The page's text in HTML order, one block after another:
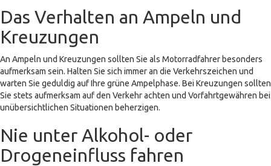
Das Verhalten an Ampeln und
Kreuzungen
An Ampeln und Kreuzungen sollten Sie als Motorradfahrer besonders
aufmerksam sein. Halten Sie sich immer an die Verkehrszeichen und
warten Sie geduldig auf Ihre grüne Ampelphase. Bei Kreuzungen sollten
Sie stets aufmerksam auf den Verkehr achten und Vorfahrtgewähren bei
unübersichtlichen Situationen beherzigen.
Nie unter Alkohol- oder
Drogeneinfluss fahren